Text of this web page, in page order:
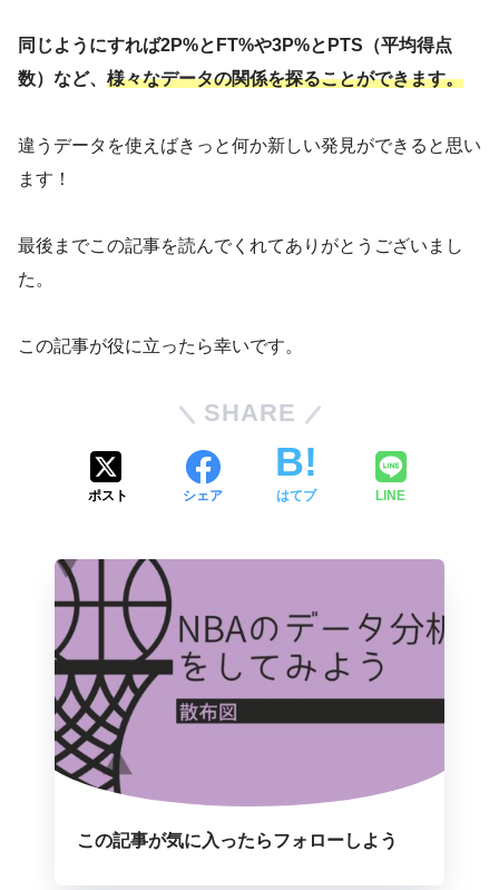
同じようにすれば2P%とFT%や3P%とPTS（平均得点
数）など、 様々なデータの関係を探ることができます。
違うデータを使えばきっと何か新しい発見ができると思い
ます！
最後までこの記事を読んでくれてありがとうございまし
た。
この記事が役に立ったら幸いです。
SHARE
ポスト シェア はてブ LINE
この記事が気に入ったらフォローしよう